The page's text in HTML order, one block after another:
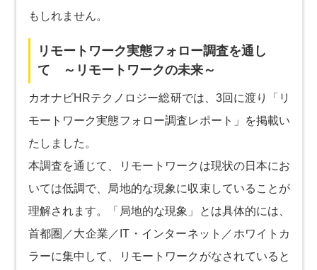
もしれません。
リモートワーク実態フォロー調査を通し
て ～リモートワークの未来～
カオナビHRテクノロジー総研では、3回に渡り「リ
モートワーク実態フォロー調査レポート」を掲載い
たしました。
本調査を通じて、リモートワークは現状の日本にお
いては低調で、局地的な現象に収束していることが
理解されます。「局地的な現象」とは具体的には、
首都圏／大企業／IT・インターネット／ホワイトカ
ラーに集中して、リモートワークがなされていると